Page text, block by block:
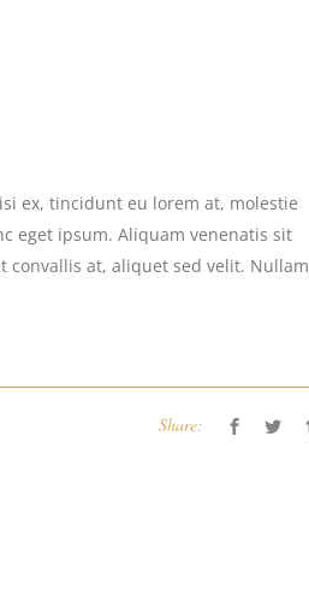
ex, tincidunt eu lorem at, molestie
eget ipsum. Aliquam venenatis sit
convallis at, aliquet sed velit. Nullam
Share: